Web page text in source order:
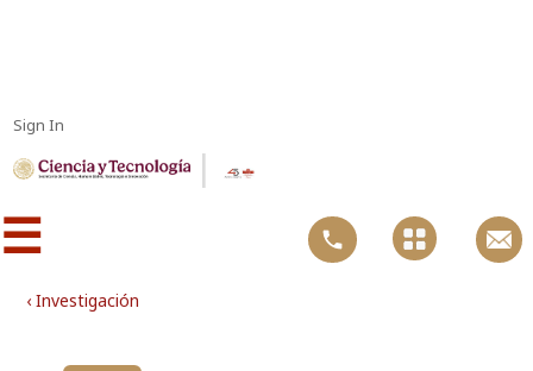
Sign In
|
☰
‹ Investigación